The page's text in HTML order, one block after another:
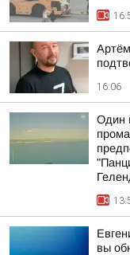
16:06
Один
вы